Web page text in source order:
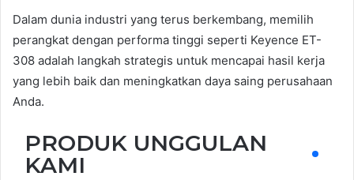
Dalam dunia industri yang terus berkembang, memilih
perangkat dengan performa tinggi seperti Keyence ET-
308 adalah langkah strategis untuk mencapai hasil kerja
yang lebih baik dan meningkatkan daya saing perusahaan
Anda.
PRODUK UNGGULAN
KAMI